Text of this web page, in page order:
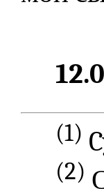
(1)
(2)